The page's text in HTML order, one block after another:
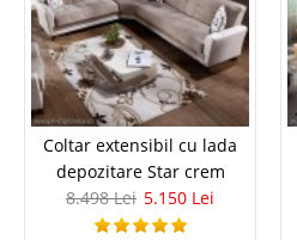
Coltar extensibil cu lada
depozitare Star crem
8.498 Lei 5.150 Lei